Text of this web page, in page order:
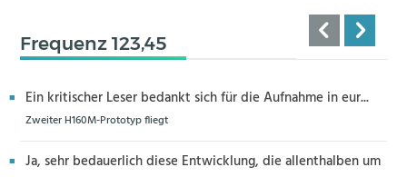
Frequenz 123,45
Ein kritischer Leser bedankt sich für die Aufnahme in eur...
Zweiter H160M-Prototyp fliegt
Ja, sehr bedauerlich diese Entwicklung, die allenthalben um